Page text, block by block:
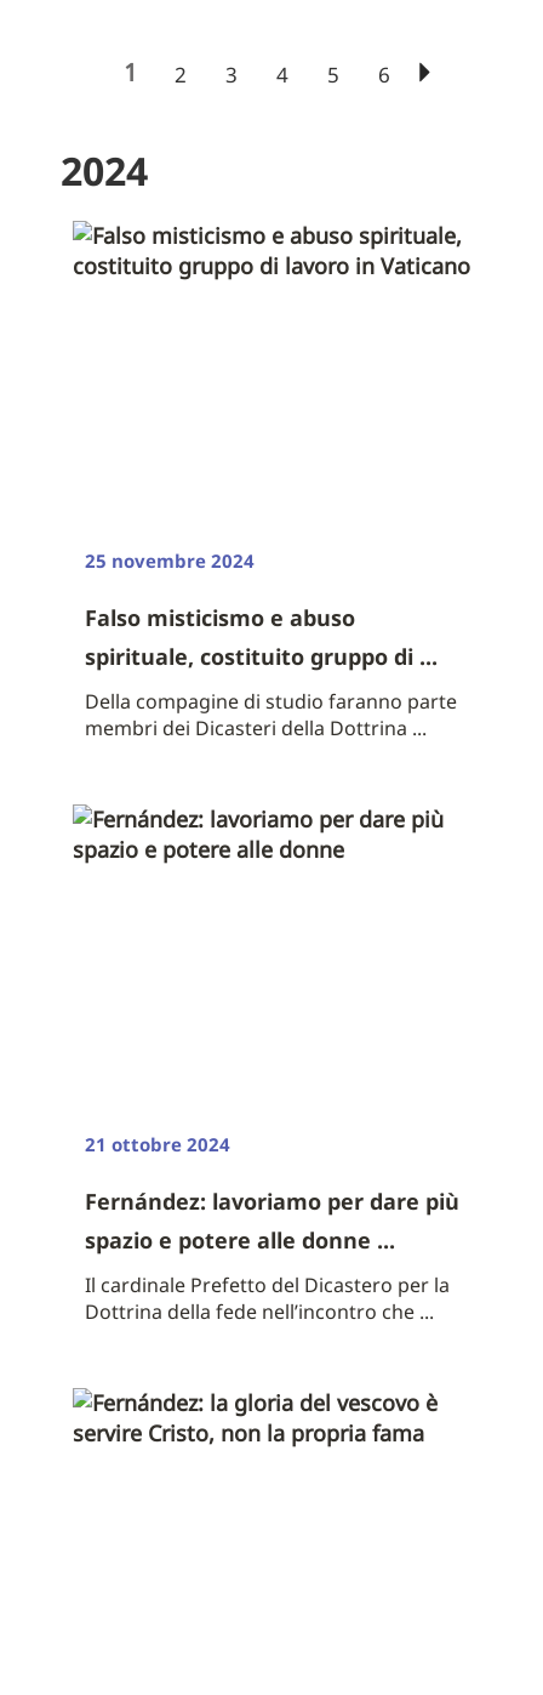
1 2 3 4 5 6
2024
25 novembre 2024
Falso misticismo e abuso
spirituale, costituito gruppo di ...
Della compagine di studio faranno parte
membri dei Dicasteri della Dottrina ...
21 ottobre 2024
Fernández: lavoriamo per dare più
spazio e potere alle donne ...
Il cardinale Prefetto del Dicastero per la
Dottrina della fede nell’incontro che ...